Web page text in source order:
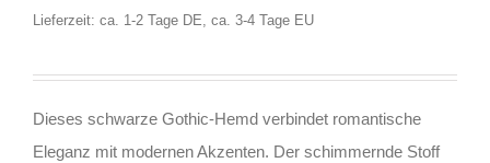
Lieferzeit: ca. 1-2 Tage DE, ca. 3-4 Tage EU
Dieses schwarze Gothic-Hemd verbindet romantische
Eleganz mit modernen Akzenten. Der schimmernde Stoff